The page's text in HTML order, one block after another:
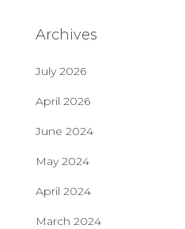
Archives
July 2026
April 2026
June 2024
May 2024
April 2024
March 2024